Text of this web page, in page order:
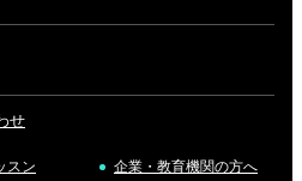
せ
スン 企業・教育機関の方へ